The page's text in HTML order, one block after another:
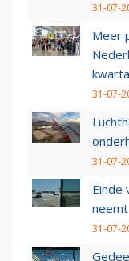
31-07-
Meer
31-07-
31-07-
Einde
31-07-